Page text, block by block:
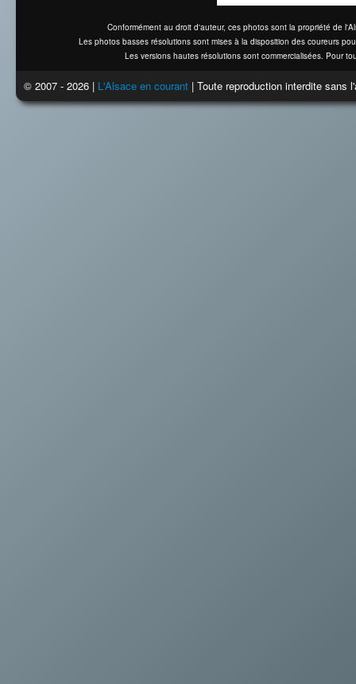
Conformément au droit d'auteur, ces photos sont la propriété de
Les photos basses résolutions sont mises à la disposition des coureurs
Les versions hautes résolutions sont commercialisées. Pour
© 2007 - 2026 | L'Alsace en courant | Toute reproduction interdite sans